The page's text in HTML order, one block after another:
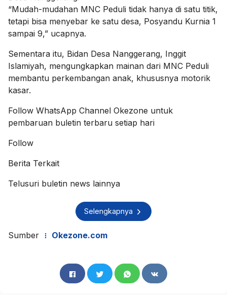
“Mudah-mudahan MNC Peduli tidak hanya di satu titik,
tetapi bisa menyebar ke satu desa, Posyandu Kurnia 1
sampai 9,” ucapnya.
Sementara itu, Bidan Desa Nanggerang, Inggit
Islamiyah, mengungkapkan mainan dari MNC Peduli
membantu perkembangan anak, khususnya motorik
kasar.
Follow WhatsApp Channel Okezone untuk
pembaruan buletin terbaru setiap hari
Follow
Berita Terkait
Telusuri buletin news lainnya
Selengkapnya
Sumber Okezone.com